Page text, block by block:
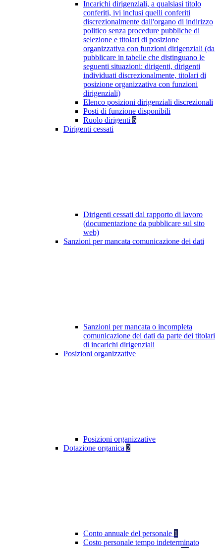
Incarichi dirigenziali, a qualsiasi titolo
conferiti, ivi inclusi quelli conferiti
discrezionalmente dall'organo di indirizzo
politico senza procedure pubbliche di
selezione e titolari di posizione
organizzativa con funzioni dirigenziali (da
pubblicare in tabelle che distinguano le
seguenti situazioni: dirigenti, dirigenti
individuati discrezionalmente, titolari di
posizione organizzativa con funzioni
dirigenziali)
Elenco posizioni dirigenziali discrezionali
Posti di funzione disponibili
Ruolo dirigenti 6
Dirigenti cessati
Dirigenti cessati dal rapporto di lavoro
(documentazione da pubblicare sul sito
web)
Sanzioni per mancata comunicazione dei dati
Sanzioni per mancata o incompleta
comunicazione dei dati da parte dei titolari
di incarichi dirigenziali
Posizioni organizzative
Posizioni organizzative
Dotazione organica 2
Conto annuale del personale 1
Costo personale tempo indeterminato